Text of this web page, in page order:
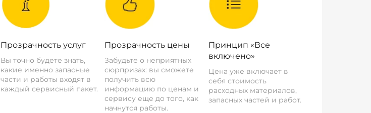
Прозрачность услуг
Вы точно будете знать,
какие именно запасные
части и работы входят в
каждый сервисный пакет.
Прозрачность цены
Забудьте о неприятных
сюрпризах: вы сможете
получить всю
информацию по ценам и
сервису еще до того, как
начнутся работы.
Принцип «Все
включено»
Цена уже включает в
себя стоимость
расходных материалов,
запасных частей и работ.